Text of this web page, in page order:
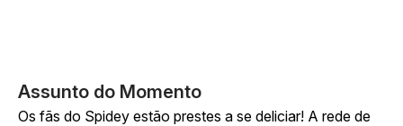
Assunto do Momento
Os fãs do Spidey estão prestes a se deliciar! A rede de